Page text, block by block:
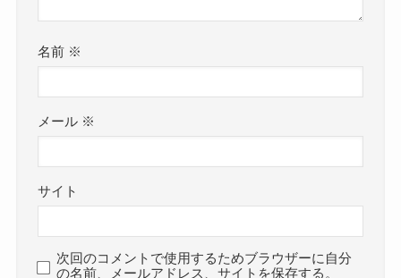
名前 ※
メール ※
サイト
次回のコメントで使用するためブラウザーに自分
の名前、メールアドレス、サイトを保存する。